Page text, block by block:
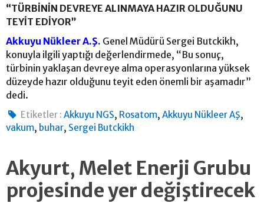
“TÜRBİNİN DEVREYE ALINMAYA HAZIR OLDUĞUNU
TEYİT EDİYOR”
Akkuyu Nükleer A.Ş. Genel Müdürü Sergei Butckikh,
konuyla ilgili yaptığı değerlendirmede, “Bu sonuç,
türbinin yaklaşan devreye alma operasyonlarına yüksek
düzeyde hazır olduğunu teyit eden önemli bir aşamadır”
dedi.
Etiketler : Akkuyu NGS, Rosatom,Akkuyu Nükleer AŞ,
vakum, buhar, Sergei Butckikh
Akyurt, Melet Enerji Grubu
projesinde yer değiştirecek